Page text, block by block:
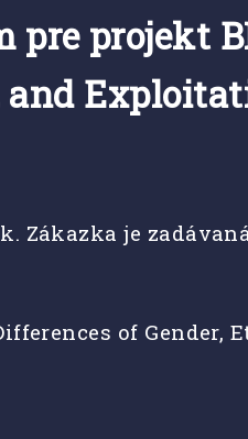
projekt
and
je zadávaná
of Gender,